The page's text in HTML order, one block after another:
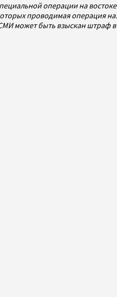
операции на
проводимая операция
может быть взыскан штраф